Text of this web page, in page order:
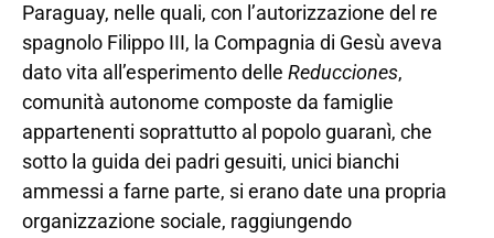
Paraguay, nelle quali, con l’autorizzazione del re
spagnolo Filippo III, la Compagnia di Gesù aveva
dato vita all’esperimento delle Reducciones,
comunità autonome composte da famiglie
appartenenti soprattutto al popolo guaranì, che
sotto la guida dei padri gesuiti, unici bianchi
ammessi a farne parte, si erano date una propria
organizzazione sociale, raggiungendo